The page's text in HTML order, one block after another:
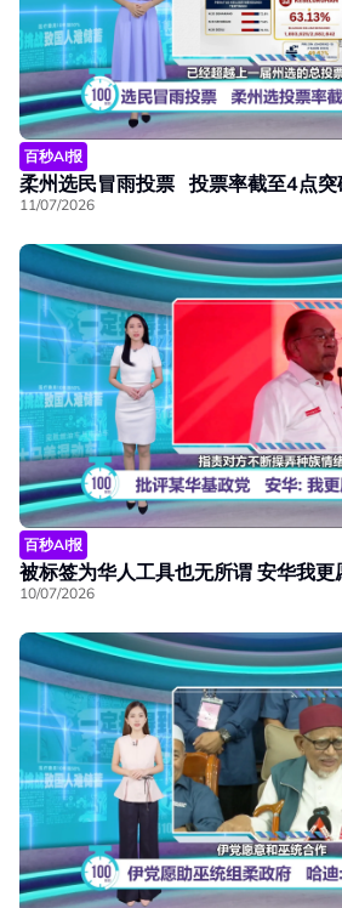
百秒AI报
柔州选民冒雨投票 投票率截至4点突
11/07/2026
百秒AI报
被标签为华人工具也无所谓 安华我更
10/07/2026